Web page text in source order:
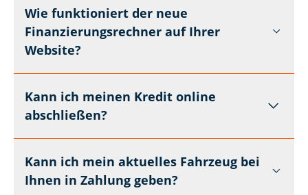
Wie funktioniert der neue
Finanzierungsrechner auf Ihrer
Website?
Kann ich meinen Kredit online
abschließen?
Kann ich mein aktuelles Fahrzeug bei
Ihnen in Zahlung geben?